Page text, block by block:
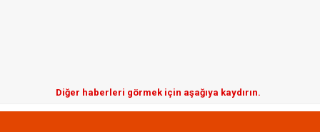
Diğer haberleri görmek için aşağıya kaydırın.